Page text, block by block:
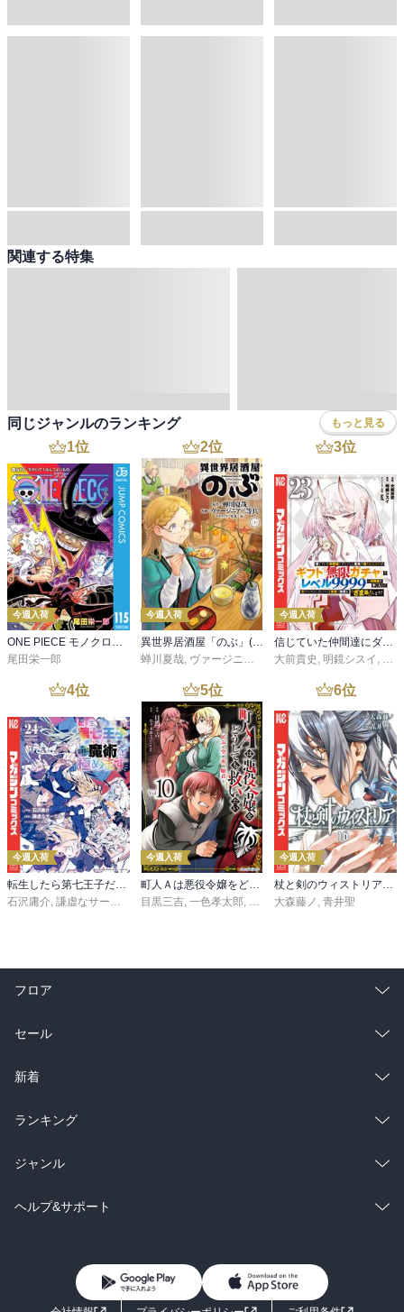
関連する特集
同じジャンルのランキング もっと見る
1位
今週入荷
尾田栄一郎
2位
今週入荷
蝉川夏哉 ヴァージニア二等兵 ,転
3位
今週入荷
大前貴史 明鏡シスイ
4位
今週入荷
転生したら第七王子だったので、気ままに魔術を極めます（２４）
石沢庸介, 謙虚なサークル メル。
5位
今週入荷
町人Ａは悪役令嬢をどうしても救いたい ～どぶと空と氷の姫君～１０【電子書店共通特典イラスト付】
目黒三吉, 一色孝太郎, Parum
6位
今週入荷
杖と剣のウィストリア（１６）
大森藤ノ , 青井聖
フロア
総合
ラノベ
雑誌・グラビア
BL・TL
セール
総合
ラノベ
雑誌・グラビア
BL・TL
新着
総合
ラノベ
雑誌・グラビア
ランキング
総合
ラノベ
ジャンル
コミック
ライトノベル 男子向けラノベ
ヘルプ&サポート
よくあるご質問
お問い合わせ